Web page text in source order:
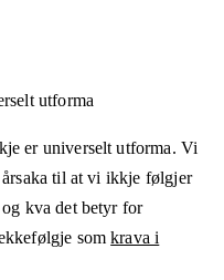
utforma
er universelt utforma. Vi
til at vi ikkje følgjer
kva det betyr for
somkrava i